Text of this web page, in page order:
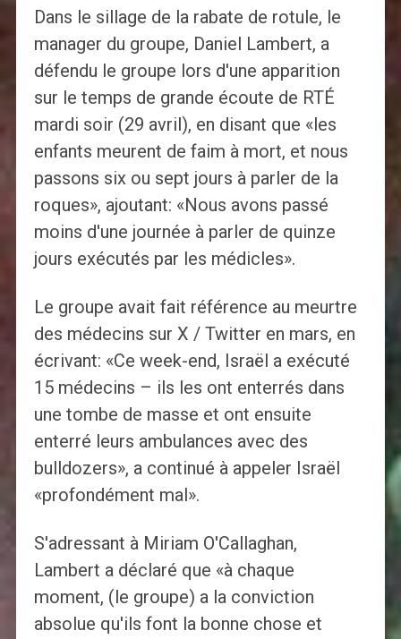
Dans le sillage de la rabate de rotule, le
manager du groupe, Daniel Lambert, a
défendu le groupe lors d'une apparition
sur le temps de grande écoute de RTÉ
mardi soir (29 avril), en disant que «les
enfants meurent de faim à mort, et nous
passons six ou sept jours à parler de la
roques», ajoutant: «Nous avons passé
moins d'une journée à parler de quinze
jours exécutés par les médicles».
Le groupe avait fait référence au meurtre
des médecins sur X / Twitter en mars, en
écrivant: «Ce week-end, Israël a exécuté
15 médecins – ils les ont enterrés dans
une tombe de masse et ont ensuite
enterré leurs ambulances avec des
bulldozers», a continué à appeler Israël
«profondément mal».
S'adressant à Miriam O'Callaghan,
Lambert a déclaré que «à chaque
moment, (le groupe) a la conviction
absolue qu'ils font la bonne chose et